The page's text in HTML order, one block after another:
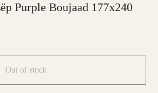
Purple Boujaad 177х240
Out of stock